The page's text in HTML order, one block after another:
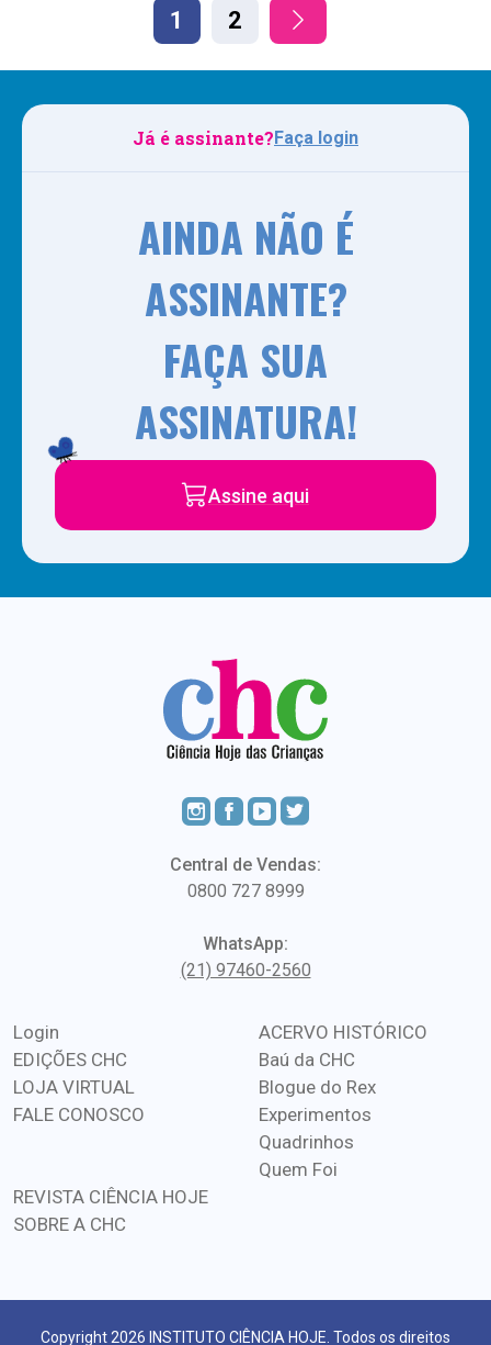
1 2
Já é assinante?Faça login
AINDA NÃO É
ASSINANTE?
FAÇA SUA
ASSINATURA!
Assine aqui
Central de Vendas:
0800 727 8999
WhatsApp:
(21) 97460-2560
Login
EDIÇÕES CHC
LOJA VIRTUAL
FALE CONOSCO
ACERVO HISTÓRICO
Baú da CHC
Blogue do Rex
Experimentos
Quadrinhos
Quem Foi
REVISTA CIÊNCIA HOJE
SOBRE A CHC
Copyright 2026 INSTITUTO CIÊNCIA HOJE. Todos os direitos